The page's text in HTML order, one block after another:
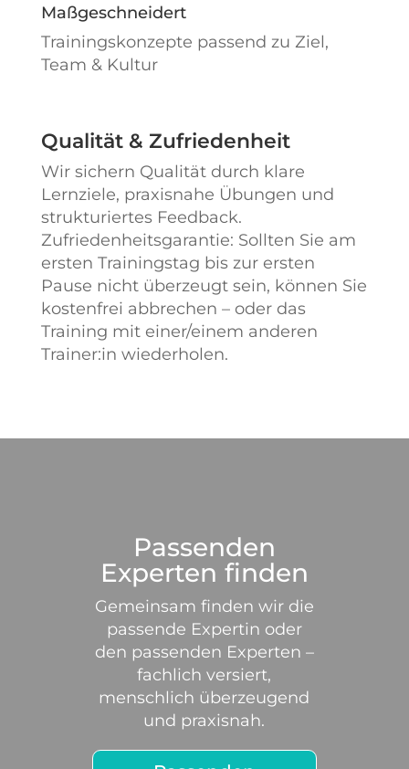
Maßgeschneidert
Trainingskonzepte passend zu Ziel,
Team & Kultur
Qualität & Zufriedenheit
Wir sichern Qualität durch klare
Lernziele, praxisnahe Übungen und
strukturiertes Feedback.
Zufriedenheitsgarantie: Sollten Sie am
ersten Trainingstag bis zur ersten
Pause nicht überzeugt sein, können Sie
kostenfrei abbrechen – oder das
Training mit einer/einem anderen
Trainer:in wiederholen.
Passenden
Experten finden
Gemeinsam finden wir die
passende Expertin oder
den passenden Experten –
fachlich versiert,
menschlich überzeugend
und praxisnah.